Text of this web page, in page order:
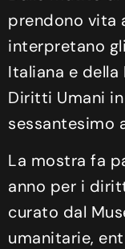
prendono vita
interpretano
Italiana e della
Diritti Umani
sessantesimo
La mostra fa
anno per i
curato dal
umanitarie,